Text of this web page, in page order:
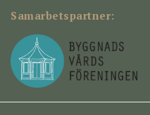
Samarbetspartner: